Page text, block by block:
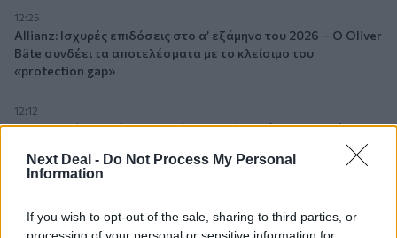
Next Deal - Do Not Process My Personal
Information
If you wish to opt-out of the sale, sharing to third parties, or
processing of your personal or sensitive information for
12:25
Allianz: Ισχυρές επιδόσεις στο α’ εξάμηνο του 2026 – Ο Oliver
Bäte συνδέει τα αποτελέσματα με το κλείσιμο του
«protection gap»
12:12
Οι αισθητήρες βλέπουν καλύτερα από τον άνθρωπο. Πάντα;
11:01
με συμβολή από όλες τις επιχειρηματικές δραστηριότητες